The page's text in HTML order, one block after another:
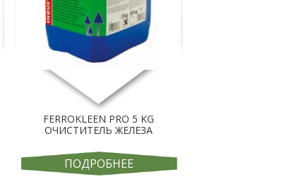
FERROKLEEN PRO 5 KG
ОЧИСТИТЕЛЬ ЖЕЛЕЗА
ПОДРОБНЕЕ